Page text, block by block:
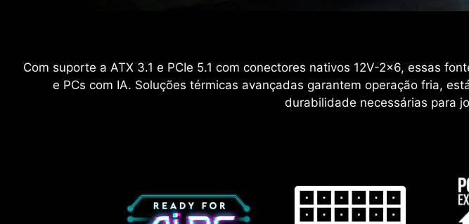
Com suporte a ATX 3.1 e PCIe 5.1 com conectores nativos 12V-2x6, essas
e PCs com IA. Soluções térmicas avançadas garantem operação fria,
durabilidade necessárias para